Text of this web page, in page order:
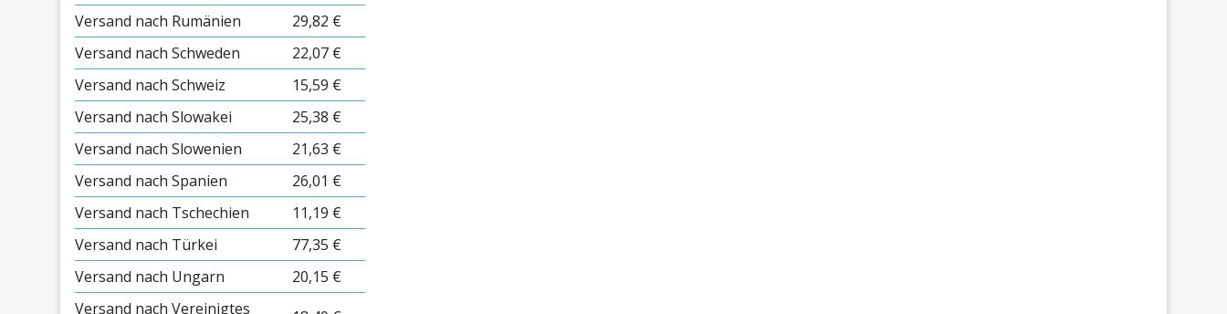
Versand nach Rumänien
29,82 €
Versand nach Schweden
22,07 €
Versand nach Schweiz
15,59 €
Versand nach Slowakei
25,38 €
Versand nach Slowenien
21,63 €
Versand nach Spanien
26,01 €
Versand nach Tschechien
11,19 €
Versand nach Türkei
77,35 €
Versand nach Ungarn
20,15 €
Versand nach Vereinigtes